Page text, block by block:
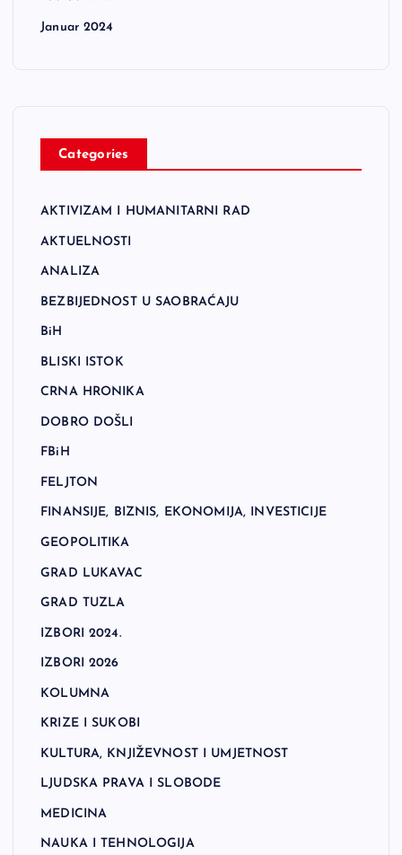
Januar 2024
Categories
AKTIVIZAM I HUMANITARNI RAD
AKTUELNOSTI
ANALIZA
BEZBIJEDNOST U SAOBRAĆAJU
BiH
BLISKI ISTOK
CRNA HRONIKA
DOBRO DOŠLI
FBiH
FELJTON
FINANSIJE, BIZNIS, EKONOMIJA, INVESTICIJE
GEOPOLITIKA
GRAD LUKAVAC
GRAD TUZLA
IZBORI 2024.
IZBORI 2026
KOLUMNA
KRIZE I SUKOBI
KULTURA, KNJIŽEVNOST I UMJETNOST
LJUDSKA PRAVA I SLOBODE
MEDICINA
NAUKA I TEHNOLOGIJA